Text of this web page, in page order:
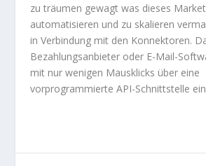
zu träumen gewagt was dieses
automatisieren und zu skalieren
in Verbindung mit den Konnektoren.
Bezahlungsanbieter oder E-Mail-
mit nur wenigen Mausklicks über eine
vorprogrammierte API-Schnittstelle